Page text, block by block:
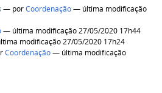
— porCoordenação— última modificação
— última modificação 27/05/2020 17h44
modificação 27/05/2020 17h24
Coordenação— última modificação